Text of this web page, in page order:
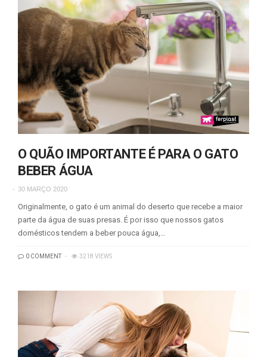
O QUÃO IMPORTANTE É PARA O GATO
BEBER ÁGUA
30 MARÇO 2020
Originalmente, o gato é um animal do deserto que recebe a maior
parte da água de suas presas. É por isso que nossos gatos
domésticos tendem a beber pouca água,…
0 COMMENT 3218 VIEWS